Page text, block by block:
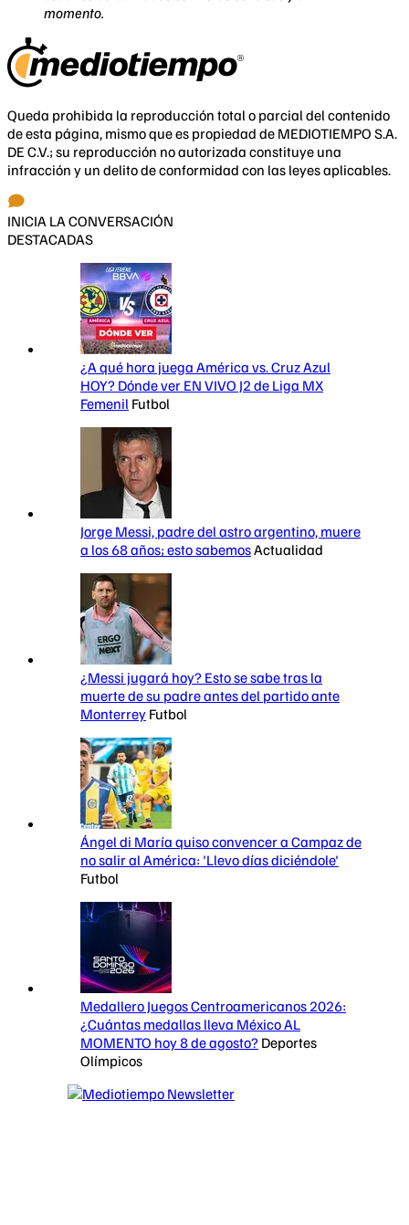
momento.
Queda prohibida la reproducción total o parcial del contenido
de esta página, mismo que es propiedad de MEDIOTIEMPO S.A.
DE C.V.; su reproducción no autorizada constituye una
infracción y un delito de conformidad con las leyes aplicables.
INICIA LA CONVERSACIÓN
DESTACADAS
¿A qué hora juega América vs. Cruz Azul
HOY? Dónde ver EN VIVO J2 de Liga MX
Femenil Futbol
Jorge Messi, padre del astro argentino, muere
a los 68 años; esto sabemosActualidad
¿Messi jugará hoy? Esto se sabe tras la
muerte de su padre antes del partido ante
Monterrey Futbol
Ángel di María quiso convencer a Campaz de
no salir al América: 'Llevo días diciéndole'
Futbol
Medallero Juegos Centroamericanos 2026:
¿Cuántas medallas lleva México AL
MOMENTO hoy 8 de agosto? Deportes
Olímpicos